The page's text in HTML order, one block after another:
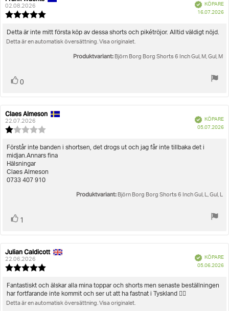
02.08.2026
utav
BekräftadKÖPARE
16.07.2026
Recensionstext:
Detta är inte mitt första köp av dessa shorts och pikétröjor. Alltid väldigt nöjd.
Detta är en automatisk översättning. Visa originalet.
Produktvariant: Björn Borg Borg Shorts 6 Inch Gul, M, Gul, M
Rösta
0
Recensionsförfattare:
Claes Almeson
22.07.2026
utav
5
BekräftadKÖPARE
05.07.2026
Recensionstext:
Förstår inte banden i shortsen, det drogs ut och jag får inte tillbaka det i
midjan.Annars fina
Hälsningar
Claes Almeson
0733 407 910
Produktvariant: Björn Borg Borg Shorts 6 Inch Gul, L, Gul, L
Rösta
1
Recensionsförfattare:
Julian Caldicott
22.06.2026
utav
5
stjärnor
BekräftadKÖPARE
05.06.2026
Recensionstext:
Fantastiskt och älskar alla mina toppar och shorts men senaste beställningen
har fortfarande inte kommit och ser ut att ha fastnat i Tyskland 🤷‍♂️
Detta är en automatisk översättning. Visa originalet.